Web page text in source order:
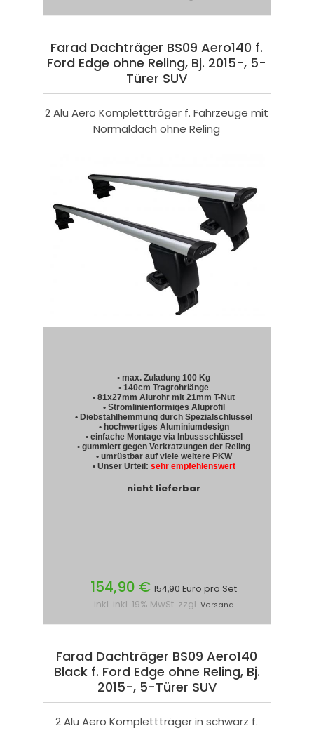
Farad Dachträger BS09 Aero140 f.
Ford Edge ohne Reling, Bj. 2015-, 5-
Türer SUV
2 Alu Aero Komplettträger f. Fahrzeuge mit
Normaldach ohne Reling
• max. Zuladung 100 Kg
• 140cm Tragrohrlänge
• 81x27mm Alurohr mit 21mm T-Nut
• Stromlinienförmiges Aluprofil
• Diebstahlhemmung durch Spezialschlüssel
• hochwertiges Aluminiumdesign
• einfache Montage via Inbussschlüssel
• gummiert gegen Verkratzungen der Reling
• umrüstbar auf viele weitere PKW
• Unser Urteil: sehr empfehlenswert
nicht lieferbar
154,90 € 154,90 Euro pro Set
inkl. inkl. 19% MwSt. zzgl. Versand
Farad Dachträger BS09 Aero140
Black f. Ford Edge ohne Reling, Bj.
2015-, 5-Türer SUV
2 Alu Aero Komplettträger in schwarz f.